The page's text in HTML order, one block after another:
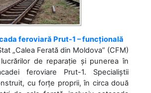
feroviară Prut-1 – funcțională
„Calea Ferată din Moldova” (CFM)
de reparație și punerea în
feroviare Prut-1. Specialiștii
cu forțe proprii, în circa două